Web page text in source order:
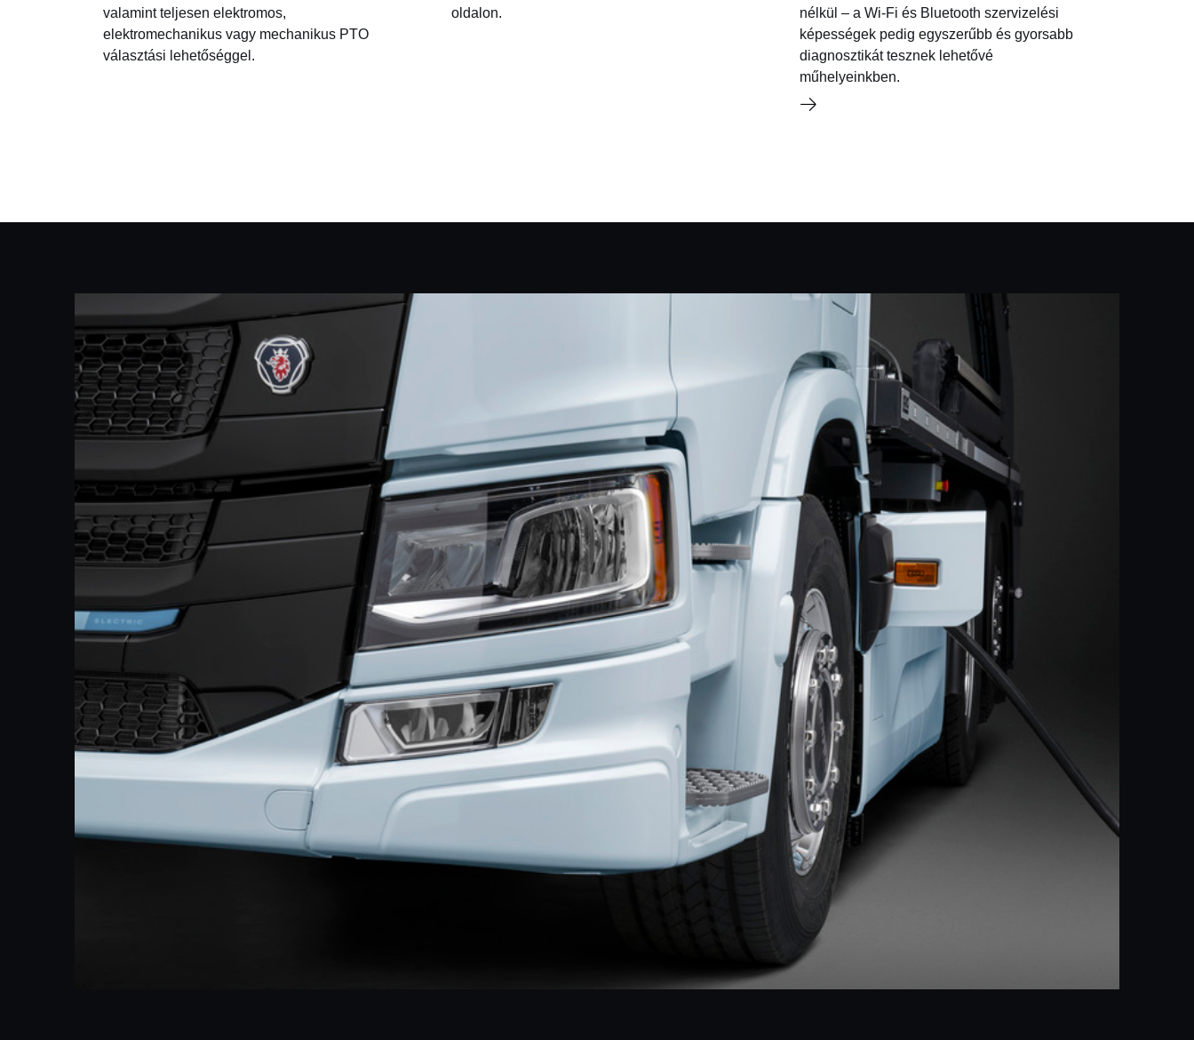
valamint teljesen elektromos,
elektromechanikus vagy mechanikus PTO
választási lehetőséggel.
oldalon.
nélkül – a Wi-Fi és Bluetooth szervizelési
képességek pedig egyszerűbb és gyorsabb
diagnosztikát tesznek lehetővé
műhelyeinkben.